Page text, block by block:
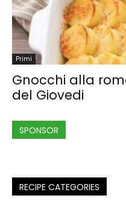
Primi
Gnocchi alla
del Giovedi
SPONSOR
RECIPE CATEGORIES